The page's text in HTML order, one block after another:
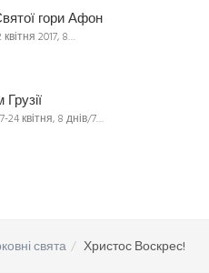
гори Афон
2017, 8…
24 квітня, 8 днів/7…
свята Христос Воскрес!